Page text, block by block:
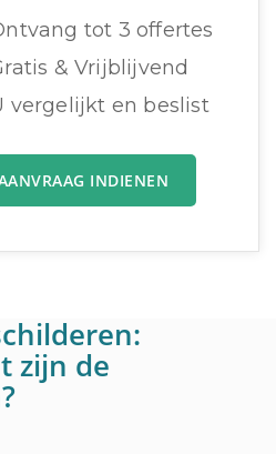
tot 3 offertes
& Vrijblijvend
vergelijkt en beslist
INDIENEN
zijn de